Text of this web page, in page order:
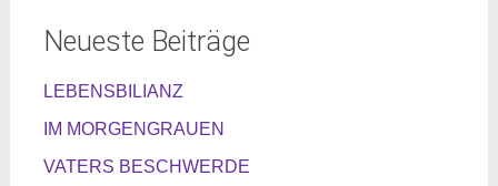
Neueste Beiträge
LEBENSBILIANZ
IM MORGENGRAUEN
VATERS BESCHWERDE